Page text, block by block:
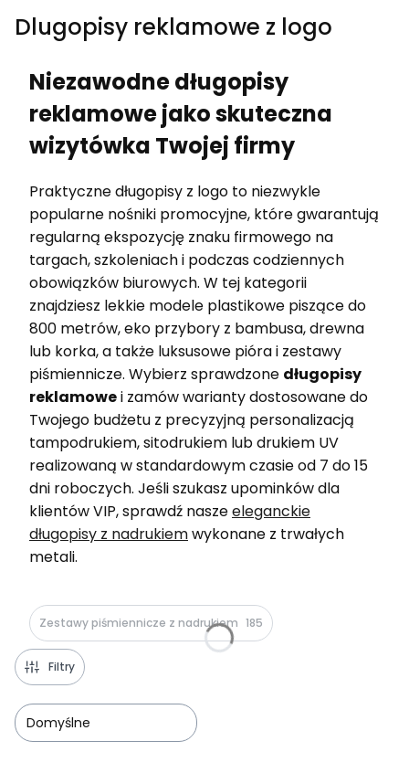
Dlugopisy reklamowe z logo
Niezawodne długopisy
reklamowe jako skuteczna
wizytówka Twojej firmy
Praktyczne długopisy z logo to niezwykle
popularne nośniki promocyjne, które gwarantują
regularną ekspozycję znaku firmowego na
targach, szkoleniach i podczas codziennych
obowiązków biurowych. W tej kategorii
znajdziesz lekkie modele plastikowe piszące do
800 metrów, eko przybory z bambusa, drewna
lub korka, a także luksusowe pióra i zestawy
piśmiennicze. Wybierz sprawdzone długopisy
reklamowei zamów warianty dostosowane do
Twojego budżetu z precyzyjną personalizacją
tampodrukiem, sitodrukiem lub drukiem UV
realizowaną w standardowym czasie od 7 do 15
dni roboczych. Jeśli szukasz upominków dla
klientów VIP, sprawdź naszeeleganckie
długopisy z nadrukiemwykonane z trwałych
metali.
Zestawy piśmiennicze z nadrukiem 185
Filtry
Domyślne